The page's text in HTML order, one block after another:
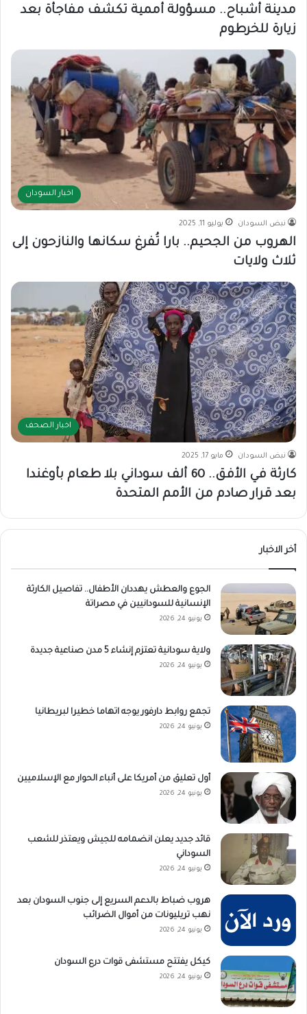
مدينة أشباح.. مسؤولة أممية تكشف مفاجأة بعد
زيارة للخرطوم
اخبار السودان
نبض السودان يوليو 11, 2025
الهروب من الجحيم.. بارا تُفرغ سكانها والنازحون إلى
ثلاث ولايات
اخبار الصحف
نبض السودان مايو 17, 2025
كارثة في الأفق.. 60 ألف سوداني بلا طعام بأوغندا
بعد قرار صادم من الأمم المتحدة
أخر الاخبار
​الجوع والعطش يهددان الأطفال.. تفاصيل الكارثة
الإنسانية للسودانيين في مصراتة
يونيو 24, 2026
ولاية سودانية تعتزم إنشاء 5 مدن صناعية جديدة
يونيو 24, 2026
تجمع روابط دارفور يوجه اتهاما خطيرا لبريطانيا
يونيو 24, 2026
أول تعليق من أمريكا على أنباء الحوار مع الإسلاميين
يونيو 24, 2026
قائد جديد يعلن انضمامه للجيش ويعتذر للشعب
السوداني
يونيو 24, 2026
هروب ضباط بالدعم السريع إلى جنوب السودان بعد
نهب تريليونات من أموال الضرائب
يونيو 24, 2026
كيكل يفتتح مستشفى قوات درع السودان
يونيو 24, 2026